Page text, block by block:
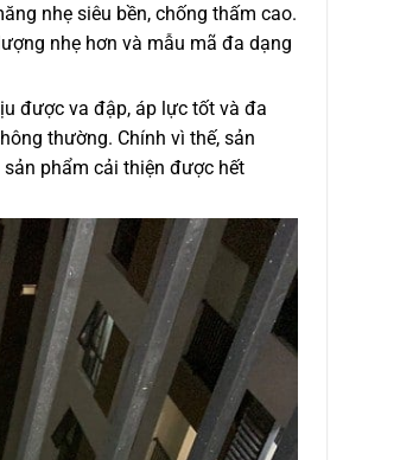
nhẹ siêu bền, chống thấm cao.
nhẹ hơn và mẫu mã đa dạng
được va đập, áp lực tốt và đa
thường. Chính vì thế, sản
phẩm cải thiện được hết